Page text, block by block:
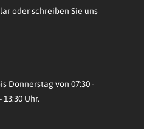
oder schreiben Sie uns
Donnerstag von 07:30 -
Uhr.